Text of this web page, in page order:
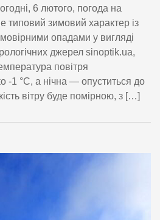
6 лютого, погода на
типовий зимовий характер із
опадами у вигляді
джерел sinoptik.uа,
повітря
-1 °C, а нічна — опуститься до
вітру буде помірною, з […]